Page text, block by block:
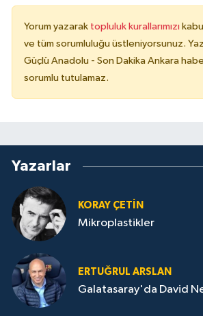
Yorum yazarak topluluk kurallarımızı
ve tüm sorumluluğu üstleniyorsunuz.
Güçlü Anadolu - Son Dakika Ankara
sorumlu tutulamaz.
Yazarlar
KORAY ÇETIN
Mikroplastikler
ERTUĞRUL ARSLAN
Galatasaray'da David